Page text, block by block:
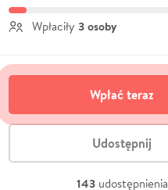
Wpłaciły 3 osoby
Wpłać teraz
Udostępnij
143 udostępnienia